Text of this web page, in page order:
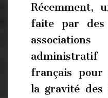
Récemment,
faite par des
français
la gravité des